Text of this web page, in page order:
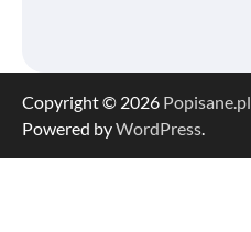
Copyright © 2026 Popisane.pl
Powered byWordPress.